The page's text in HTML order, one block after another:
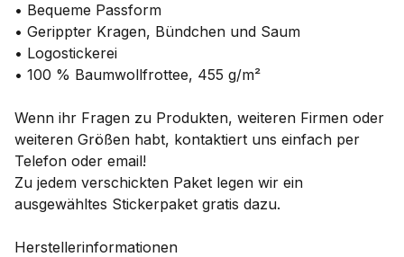
• Bequeme Passform
• Gerippter Kragen, Bündchen und Saum
• Logostickerei
• 100 % Baumwollfrottee, 455 g/m²
Wenn ihr Fragen zu Produkten, weiteren Firmen oder
weiteren Größen habt, kontaktiert uns einfach per
Telefon oder email!
Zu jedem verschickten Paket legen wir ein
ausgewähltes Stickerpaket gratis dazu.
Herstellerinformationen